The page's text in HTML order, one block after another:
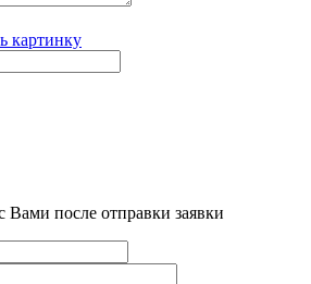
картинку
после отправки заявки